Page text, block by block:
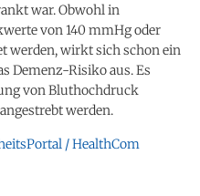
war. Obwohl in
von 140 mmHg oder
werden, wirkt sich schon ein
Demenz-Risiko aus. Es
von Bluthochdruck
werden.
/ HealthCom